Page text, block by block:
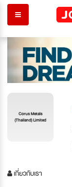
Corus Metals
(Thailand) Limited
เกี่ยวกับเรา